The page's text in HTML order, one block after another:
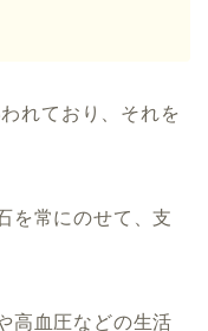
れており、それを
を常にのせて、支
高血圧などの生活